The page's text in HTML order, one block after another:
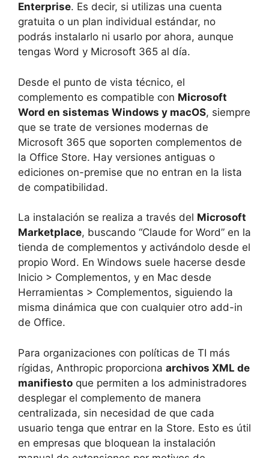
Enterprise. Es decir, si utilizas una cuenta
gratuita o un plan individual estándar, no
podrás instalarlo ni usarlo por ahora, aunque
tengas Word y Microsoft 365 al día.
Desde el punto de vista técnico, el
complemento es compatible con Microsoft
Word en sistemas Windows y macOS, siempre
que se trate de versiones modernas de
Microsoft 365 que soporten complementos de
la Office Store. Hay versiones antiguas o
ediciones on-premise que no entran en la lista
de compatibilidad.
La instalación se realiza a través del Microsoft
Marketplace, buscando “Claude for Word” en la
tienda de complementos y activándolo desde el
propio Word. En Windows suele hacerse desde
Inicio > Complementos, y en Mac desde
Herramientas > Complementos, siguiendo la
misma dinámica que con cualquier otro add-in
de Office.
Para organizaciones con políticas de TI más
rígidas, Anthropic proporciona archivos XML de
manifiesto que permiten a los administradores
desplegar el complemento de manera
centralizada, sin necesidad de que cada
usuario tenga que entrar en la Store. Esto es útil
en empresas que bloquean la instalación